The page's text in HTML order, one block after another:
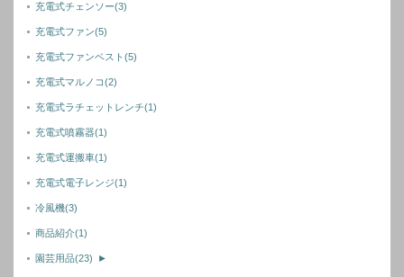
充電式チェンソー(3)
充電式ファン(5)
充電式ファンベスト(5)
充電式マルノコ(2)
充電式ラチェットレンチ(1)
充電式噴霧器(1)
充電式運搬車(1)
充電式電子レンジ(1)
冷風機(3)
商品紹介(1)
園芸用品(23) ►